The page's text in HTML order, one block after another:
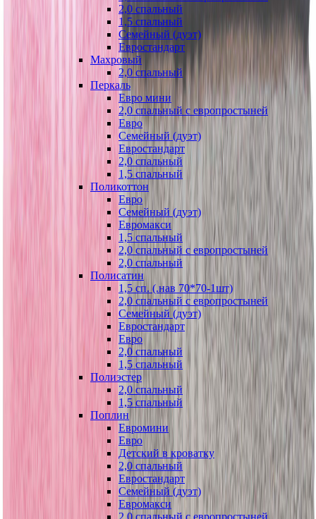
2,0 спальный
1,5 спальный
Семейный (дуэт)
Евростандарт
Махровый
2,0 спальный
Перкаль
Евро мини
2,0 спальный с европростыней
Евро
Семейный (дуэт)
Евростандарт
2,0 спальный
1,5 спальный
Поликоттон
Евро
Семейный (дуэт)
Евромакси
1,5 спальный
2,0 спальный с европростыней
2,0 спальный
Полисатин
1,5 сп. (.нав 70*70-1шт)
2,0 спальный с европростыней
Семейный (дуэт)
Евростандарт
Евро
2,0 спальный
1,5 спальный
Полиэстер
2,0 спальный
1,5 спальный
Поплин
Евромини
Евро
Детский в кроватку
2,0 спальный
Евростандарт
Семейный (дуэт)
Евромакси